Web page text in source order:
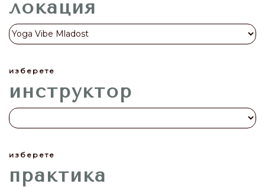
локация
изберете
инструктор
изберете
практика